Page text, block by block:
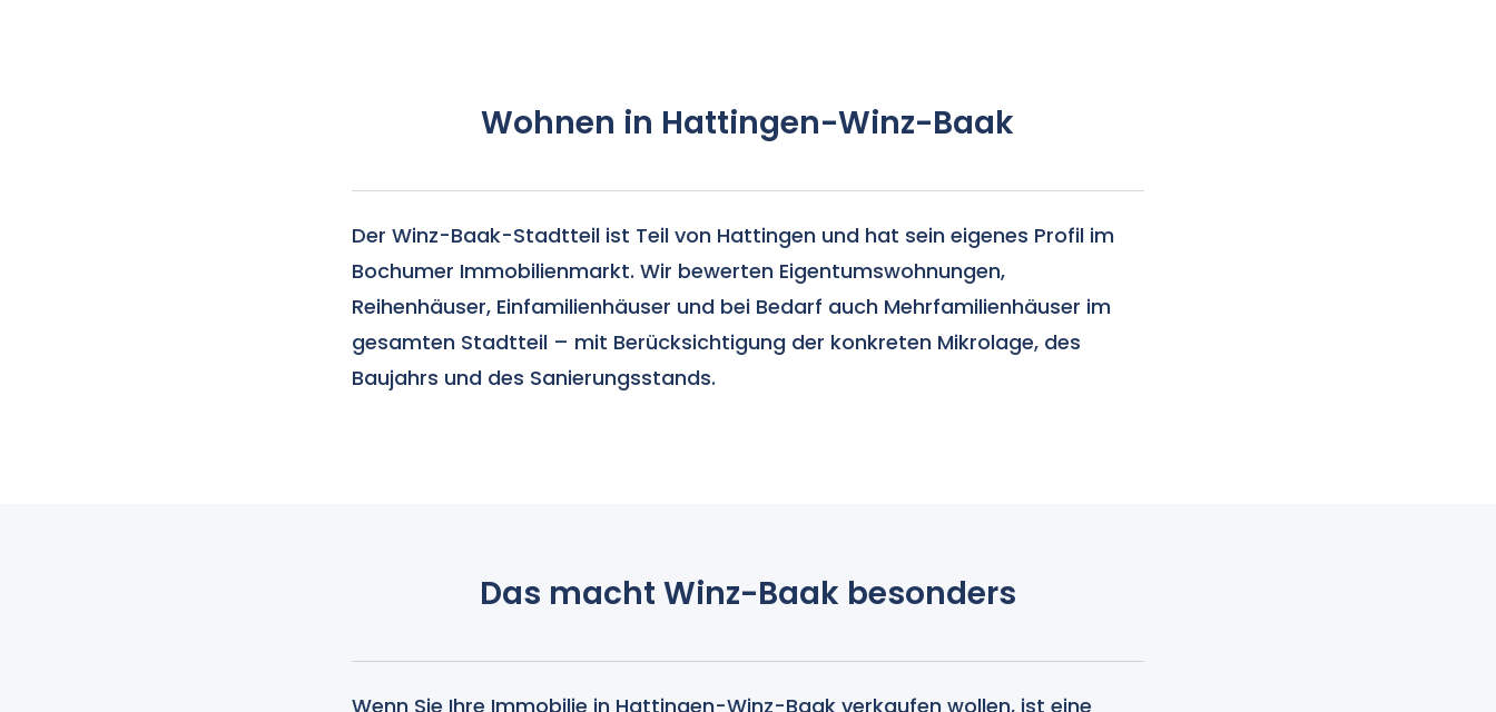
Wohnen in Hattingen-Winz-Baak
Der Winz-Baak-Stadtteil ist Teil von Hattingen und hat sein eigenes Profil im
Bochumer Immobilienmarkt. Wir bewerten Eigentumswohnungen,
Reihenhäuser, Einfamilienhäuser und bei Bedarf auch Mehrfamilienhäuser im
gesamten Stadtteil – mit Berücksichtigung der konkreten Mikrolage, des
Baujahrs und des Sanierungsstands.
Das macht Winz-Baak besonders
Wenn Sie Ihre Immobilie in Hattingen-Winz-Baak verkaufen wollen, ist eine